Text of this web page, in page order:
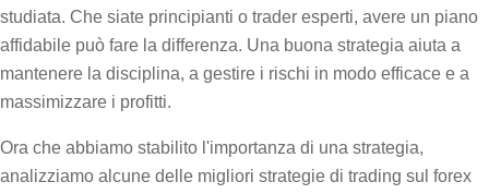
studiata. Che siate principianti o trader esperti, avere un piano
affidabile può fare la differenza. Una buona strategia aiuta a
mantenere la disciplina, a gestire i rischi in modo efficace e a
massimizzare i profitti.
Ora che abbiamo stabilito l'importanza di una strategia,
analizziamo alcune delle migliori strategie di trading sul forex